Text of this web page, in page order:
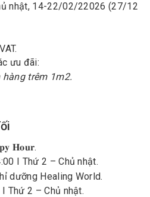
nhật, 14-22/02/22026 (27/12
ưu đãi:
trêm 1m2.
𝐇𝐨𝐮𝐫.
I Thứ 2 – Chủ nhật.
dưỡng Healing World.
Thứ 2 – Chủ nhật.